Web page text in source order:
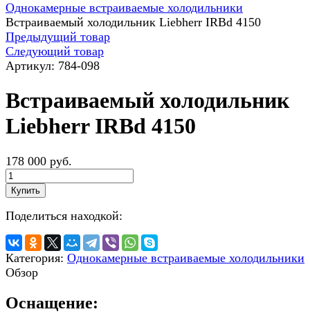
Однокамерные встраиваемые холодильники
Встраиваемый холодильник Liebherr IRBd 4150
Предыдущий товар
Следующий товар
Артикул: 784-098
Встраиваемый холодильник
Liebherr IRBd 4150
178 000 руб.
Купить
Поделиться находкой:
Категория: Однокамерные встраиваемые холодильники
Обзор
Оснащение: